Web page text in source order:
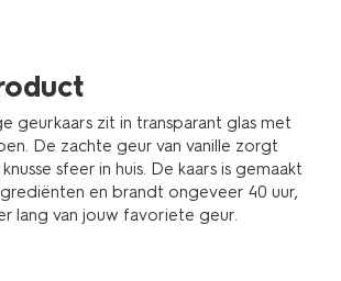
geurkaars zit in transparant glas met
De zachte geur van vanille zorgt
sfeer in huis. De kaars is gemaakt
en brandt ongeveer 40 uur,
lang van jouw favoriete geur.